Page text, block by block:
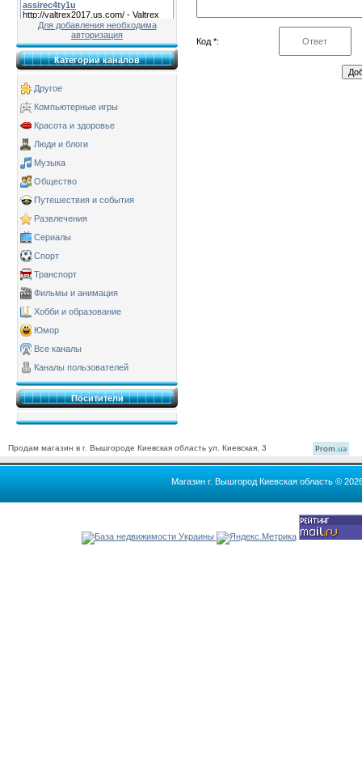
Для добавления необходима
авторизация
Категории каналов
Другое
Компьютерные игры
Красота и здоровье
Люди и блоги
Музыка
Общество
Путешествия и события
Развлечения
Сериалы
Спорт
Транспорт
Фильмы и анимация
Хобби и образование
Юмор
Все каналы
Каналы пользователей
Поситители
Код *:
Продам магазин в г. Вышгороде Киевская область ул. Киевская, 3 Prom.ua
Магазин г. Вышгород Киевская область ©